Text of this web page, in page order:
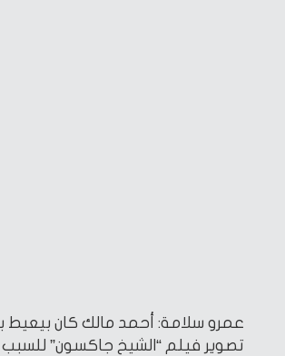
عمرو سلامة: أحمد مالك كان بيعيط
تصوير فيلم “الشيخ جاكسون”